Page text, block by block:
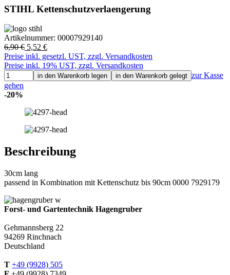
STIHL Kettenschutzverlaengerung
Artikelnummer: 00007929140
6,90 € 5,52 €
Preise inkl. gesetzl. UST, zzgl. Versandkosten
Preise inkl. 19% UST, zzgl. Versandkosten
in den Warenkorb legen in den Warenkorb gelegt zur Kasse
gehen
-20%
Beschreibung
30cm lang
passend in Kombination mit Kettenschutz bis 90cm 0000 7929179
Forst- und Gartentechnik Hagengruber
Gehmannsberg 22
94269 Rinchnach
Deutschland
T +49 (9928) 505